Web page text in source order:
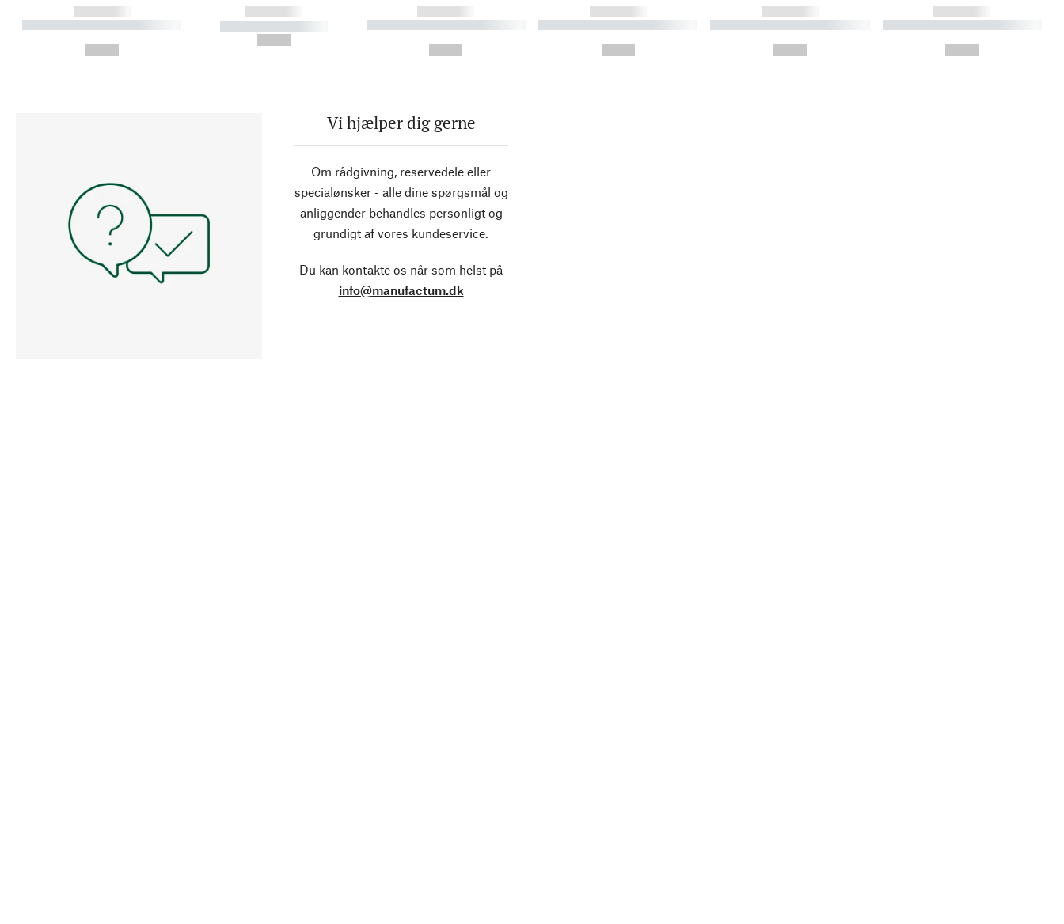
------------
----------- ----------- ----------
------------
----------- -----------
------------
----------- ----------- ----------
------------
----------- ----------- ----------
------------
----------- ----------- ----------
------------
----------- ----------- ----------
Vi hjælper dig gerne
Om rådgivning, reservedele eller
specialønsker - alle dine spørgsmål og
anliggender behandles personligt og
grundigt af vores kundeservice.
Du kan kontakte os når som helst på
info@manufactum.dk